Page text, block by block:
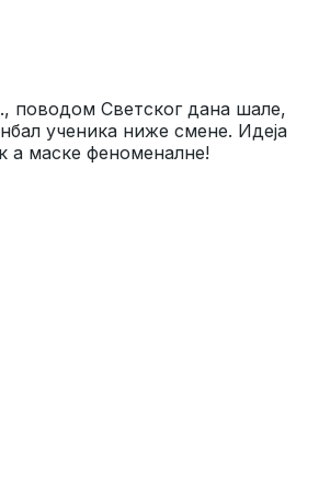
поводом Светског дана шале,
ученика ниже смене. Идеја
а маске феноменалне!